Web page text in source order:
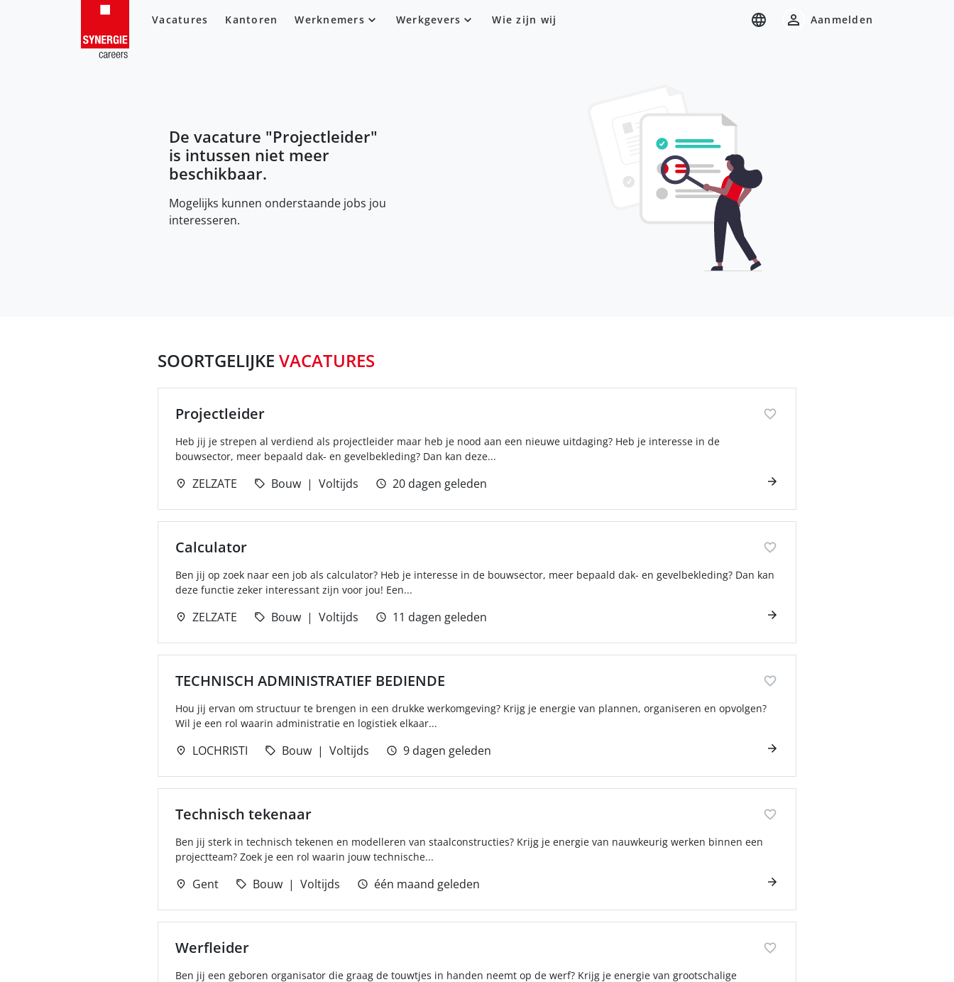
Vacatures Kantoren Werknemers Werkgevers Wie zijn wij Aanmelden
De vacature "Projectleider"
is intussen niet meer
beschikbaar.
Mogelijks kunnen onderstaande jobs jou
interesseren.
SOORTGELIJKE VACATURES
Projectleider
Heb jij je strepen al verdiend als projectleider maar heb je nood aan een nieuwe uitdaging? Heb je interesse in de
bouwsector, meer bepaald dak- en gevelbekleding? Dan kan deze...
ZELZATE Bouw Voltijds 20 dagen geleden
Calculator
Ben jij op zoek naar een job als calculator? Heb je interesse in de bouwsector, meer bepaald dak- en gevelbekleding? Dan kan
deze functie zeker interessant zijn voor jou! Een...
ZELZATE Bouw Voltijds 11 dagen geleden
TECHNISCH ADMINISTRATIEF BEDIENDE
Hou jij ervan om structuur te brengen in een drukke werkomgeving? Krijg je energie van plannen, organiseren en opvolgen?
Wil je een rol waarin administratie en logistiek elkaar...
LOCHRISTI Bouw Voltijds 9 dagen geleden
Technisch tekenaar
Ben jij sterk in technisch tekenen en modelleren van staalconstructies? Krijg je energie van nauwkeurig werken binnen een
projectteam? Zoek je een rol waarin jouw technische...
Gent Bouw Voltijds één maand geleden
Werfleider
Ben jij een geboren organisator die graag de touwtjes in handen neemt op de werf? Krijg je energie van grootschalige